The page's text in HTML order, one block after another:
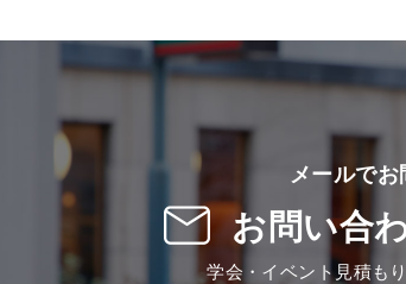
メールで
お問い合
学会・イベント見積も